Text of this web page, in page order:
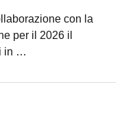
con la
per il 2026 il
in …